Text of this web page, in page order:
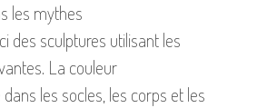
les mythes
des sculptures utilisant les
La couleur
les socles, les corps et les